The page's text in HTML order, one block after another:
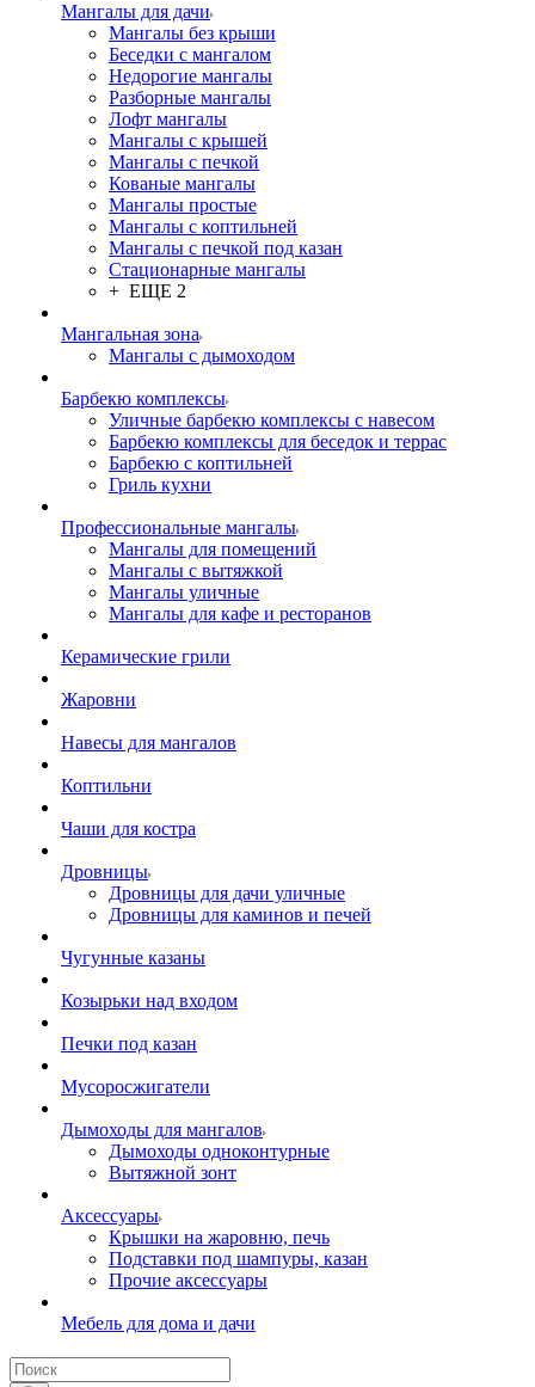
Мангалы для дачи
Мангалы без крыши
Беседки с мангалом
Недорогие мангалы
Разборные мангалы
Лофт мангалы
Мангалы с крышей
Мангалы с печкой
Кованые мангалы
Мангалы простые
Мангалы с коптильней
Мангалы с печкой под казан
Стационарные мангалы
+ ЕЩЕ 2
Мангальная зона
Мангалы с дымоходом
Барбекю комплексы
Уличные барбекю комплексы с навесом
Барбекю комплексы для беседок и террас
Барбекю с коптильней
Гриль кухни
Профессиональные мангалы
Мангалы для помещений
Мангалы с вытяжкой
Мангалы уличные
Мангалы для кафе и ресторанов
Керамические грили
Жаровни
Навесы для мангалов
Коптильни
Чаши для костра
Дровницы
Дровницы для дачи уличные
Дровницы для каминов и печей
Чугунные казаны
Козырьки над входом
Печки под казан
Мусоросжигатели
Дымоходы для мангалов
Дымоходы одноконтурные
Вытяжной зонт
Аксессуары
Крышки на жаровню, печь
Подставки под шампуры, казан
Прочие аксессуары
Мебель для дома и дачи